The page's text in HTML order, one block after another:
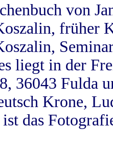
von
früher
liegt in der
36043 Fulda
Krone,
das